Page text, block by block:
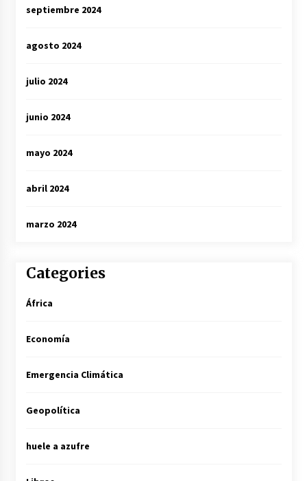
septiembre 2024
agosto 2024
julio 2024
junio 2024
mayo 2024
abril 2024
marzo 2024
Categories
África
Economía
Emergencia Climática
Geopolítica
huele a azufre